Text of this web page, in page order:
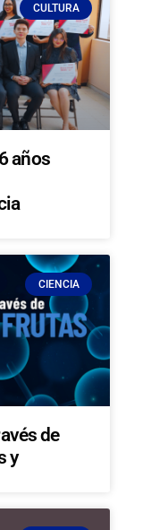
CULTURA
años
CIENCIA
de
y